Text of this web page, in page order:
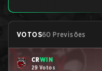
VOTOS60 Previsões
CRWIN
29 Votos